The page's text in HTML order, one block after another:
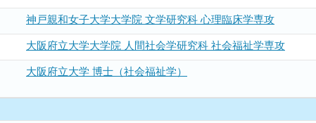
神戸親和女子大学大学院 文学研究科 心理臨床学専攻
大阪府立大学大学院 人間社会学研究科 社会福祉学専攻
大阪府立大学 博士（社会福祉学）